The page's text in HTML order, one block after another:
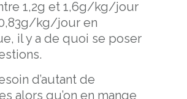
1,2g et 1,6g/kg/jour
kg/jour en
il y a de quoi se poser
d’autant de
alors qu’on en mange